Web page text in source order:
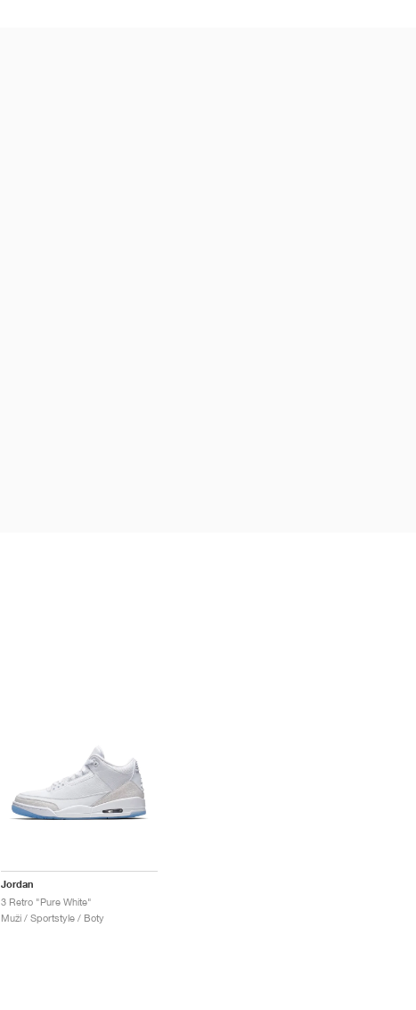
Jordan
3 Retro "Pure White"
Muži / Sportstyle / Boty